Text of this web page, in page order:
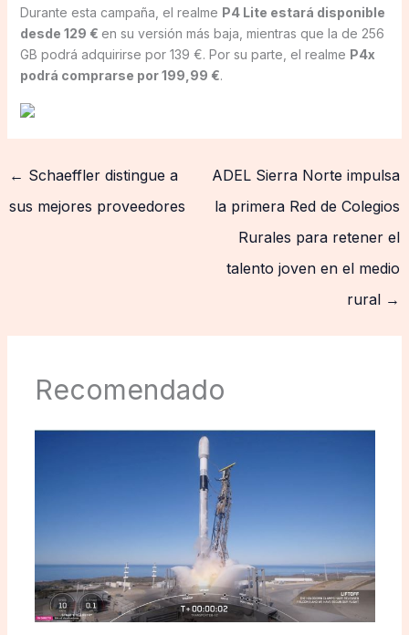
Durante esta campaña, el realme P4 Lite estará disponible
desde 129 € en su versión más baja, mientras que la de 256
GB podrá adquirirse por 139 €. Por su parte, el realme P4x
podrá comprarse por 199,99 €.
← Schaeffler distingue a
sus mejores proveedores
ADEL Sierra Norte impulsa
la primera Red de Colegios
Rurales para retener el
talento joven en el medio
rural →
Recomendado